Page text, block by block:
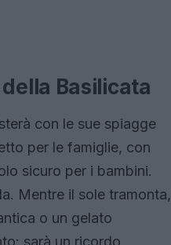
Basilicata
con le sue spiagge
per le famiglie, con
sicuro per i bambini.
Mentre il sole tramonta,
o un gelato